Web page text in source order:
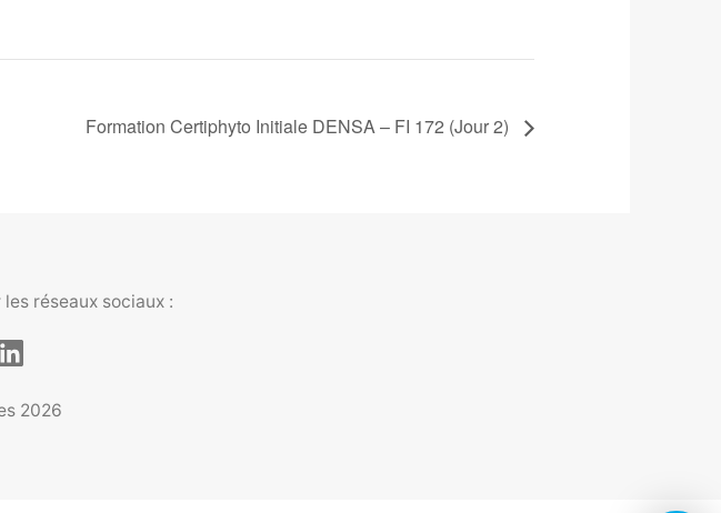
Formation Certiphyto Initiale DENSA – FI 172 (Jour 2)
réseaux sociaux :
2026